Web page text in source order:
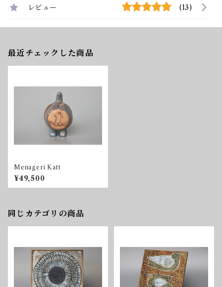
レビュー (13)
最近チェックした商品
Menageri Katt
¥49,500
同じカテゴリの商品